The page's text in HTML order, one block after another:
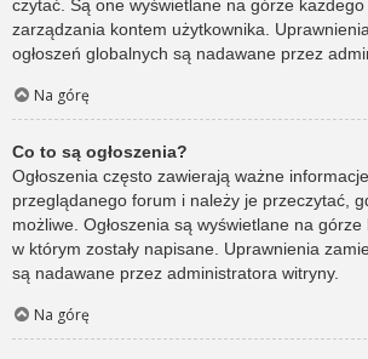
czytać. Są one wyświetlane na górze
zarządzania kontem użytkownika.
ogłoszeń globalnych są nadawane przez
Na górę
Co to są ogłoszenia?
Ogłoszenia często zawierają ważne
przeglądanego forum i należy je przeczytać,
możliwe. Ogłoszenia są wyświetlane na górze
w którym zostały napisane. Uprawnienia
są nadawane przez administratora witryny.
Na górę